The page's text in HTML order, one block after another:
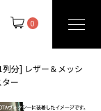
0
分] レザー＆メッシ
ター